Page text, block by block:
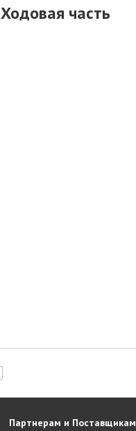
Ходовая часть
Партнерам и Поставщикам